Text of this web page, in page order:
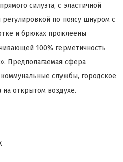
силуэта, с эластичной
по поясу шнуром с
и брюках проклеены
100% герметичность
Предполагаемая сфера
службы, городское
на открытом воздухе.